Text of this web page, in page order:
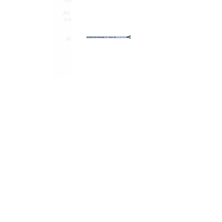
Alt innhold Copyright © 2009-2024 - Elektroimportøren AS. All